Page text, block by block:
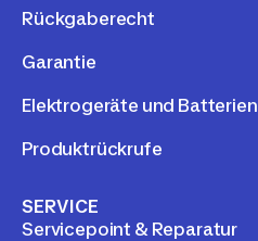
Rückgaberecht
Garantie
Elektrogeräte und Batterien
Produktrückrufe
SERVICE
Servicepoint & Reparatur